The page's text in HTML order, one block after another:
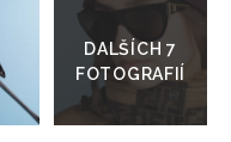
do
galerie